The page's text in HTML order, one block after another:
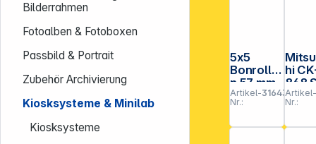
Bilderrahmen
Fotoalben & Fotoboxen
Passbild & Portrait
Zubehör Archivierung
Kiosksysteme & Minilab
Kiosksysteme
5x5
Bonrolle
n 57 mm
x 25 m
Artikel-
Nr.:
316437
hi
868
15x20
Artikel-
Nr.: